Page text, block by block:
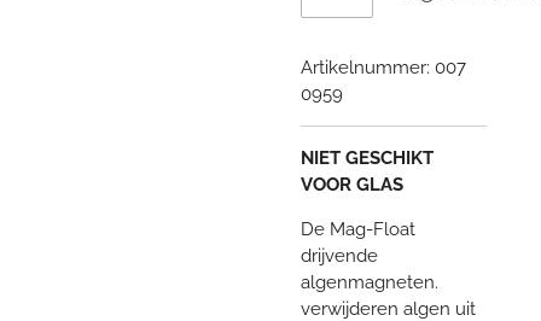
Artikelnummer: 007
0959
NIET GESCHIKT
VOOR GLAS
De Mag-Float
drijvende
algenmagneten.
verwijderen algen uit